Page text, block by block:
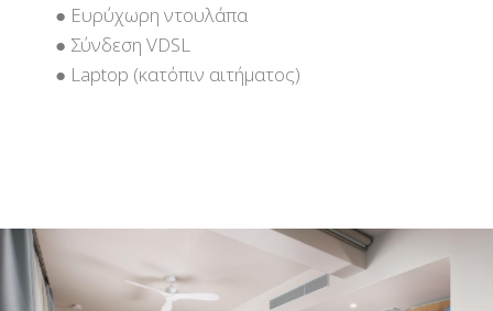
● Ευρύχωρη ντουλάπα
● Σύνδεση VDSL
● Laptop (κατόπιν αιτήματος)